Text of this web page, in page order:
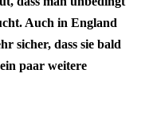
Auch in England
sicher, dass sie bald
paar weitere